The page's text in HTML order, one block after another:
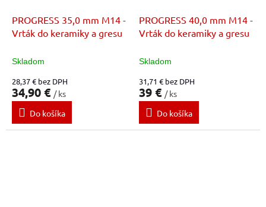
PROGRESS 35,0 mm M14 -
Vrták do keramiky a gresu
Skladom
28,37 € bez DPH
34,90 € / ks
Do košíka
PROGRESS 40,0 mm M14 -
Vrták do keramiky a gresu
Skladom
31,71 € bez DPH
39 € / ks
Do košíka